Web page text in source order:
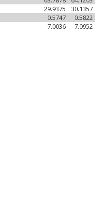
30.1357
29.9375
0.5822
0.5747
7.0952
7.0036